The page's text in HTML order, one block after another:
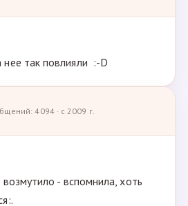
так повлияли :-D
4094 · с 2009 г.
- вспомнила, хоть